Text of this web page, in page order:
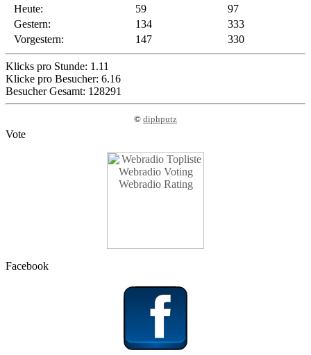
Heute:
59
97
Gestern:
134
333
Vorgestern:
147 330
Klicks pro Stunde: 1.11
Klicke pro Besucher: 6.16
Besucher Gesamt: 128291
© diphputz
Vote
Facebook